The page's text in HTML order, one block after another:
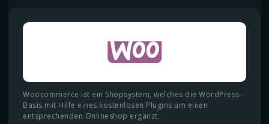
Woocommerce ist ein Shopsystem, welches die WordPress-
Basis mit Hilfe eines kostenlosen Plugins um einen
entsprechenden Onlineshop ergänzt.